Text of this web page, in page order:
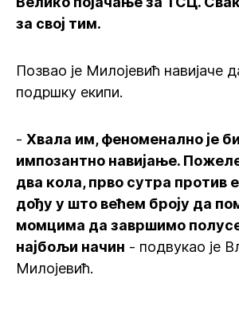
за свој тим.
Позвао је Милојевић навијаче
подршку екипи.
- Хвала им, феноменално је
импозантно навијање.
два кола, прво сутра против
дођу у што већем броју да
момцима да завршимо
најбољи начин - подвукао је
Милојевић.